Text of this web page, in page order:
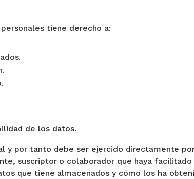
tiene derecho a:
de los datos.
y por tanto debe ser ejercido directamente
suscriptor o colaborador que haya
que tiene almacenados y cómo los ha